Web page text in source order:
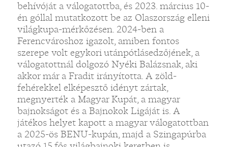
behívóját a válogatottba, és 2023. március 10-
én góllal mutatkozott be az Olaszország elleni
világkupa-mérkőzésen. 2024-ben a
Ferencvároshoz igazolt, amiben fontos
szerepe volt egykori utánpótlásedzőjének, a
válogatottnál dolgozó Nyéki Balázsnak, aki
akkor már a Fradit irányította. A zöld-
fehérekkel elképesztő idényt zártak,
megnyerték a Magyar Kupát, a magyar
bajnokságot és a Bajnokok Ligáját is. A
játékos helyet kapott a magyar válogatottban
a 2025-ös BENU-kupán, majd a Szingapúrba